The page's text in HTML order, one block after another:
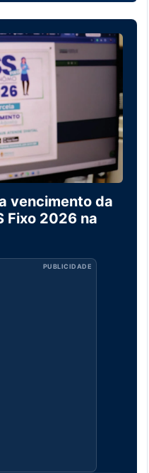
vencimento da
Fixo 2026 na
PUBLICIDADE